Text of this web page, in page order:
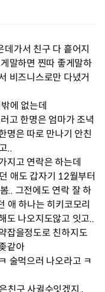
가서 친구 다 흩어지
말하면 찐따 좋게말하
비즈니스로만 다녔거
에 없는데
고 한명은 엄마가 조녁
명은 따로 만나기 안친
..
지고 연락은 하는데
애도 갑자기 12월부터
.. 그전에도 연락 잘 하
애 하나는 히키코모리
도 나오지도않고 잇고..
잡을정도로 친하지도
같아
술먹으러 나오라고 ㅋ
친구 사귈수잇겠지.,